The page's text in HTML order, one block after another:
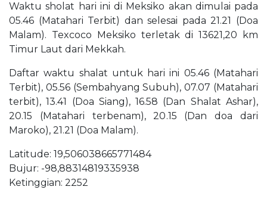
Waktu sholat hari ini di Meksiko akan dimulai pada
05.46 (Matahari Terbit) dan selesai pada 21.21 (Doa
Malam). Texcoco Meksiko terletak di 13621,20 km
Timur Laut dari Mekkah.
Daftar waktu shalat untuk hari ini 05.46 (Matahari
Terbit), 05.56 (Sembahyang Subuh), 07.07 (Matahari
terbit), 13.41 (Doa Siang), 16.58 (Dan Shalat Ashar),
20.15 (Matahari terbenam), 20.15 (Dan doa dari
Maroko), 21.21 (Doa Malam).
Latitude: 19,506038665771484
Bujur: -98,88314819335938
Ketinggian: 2252